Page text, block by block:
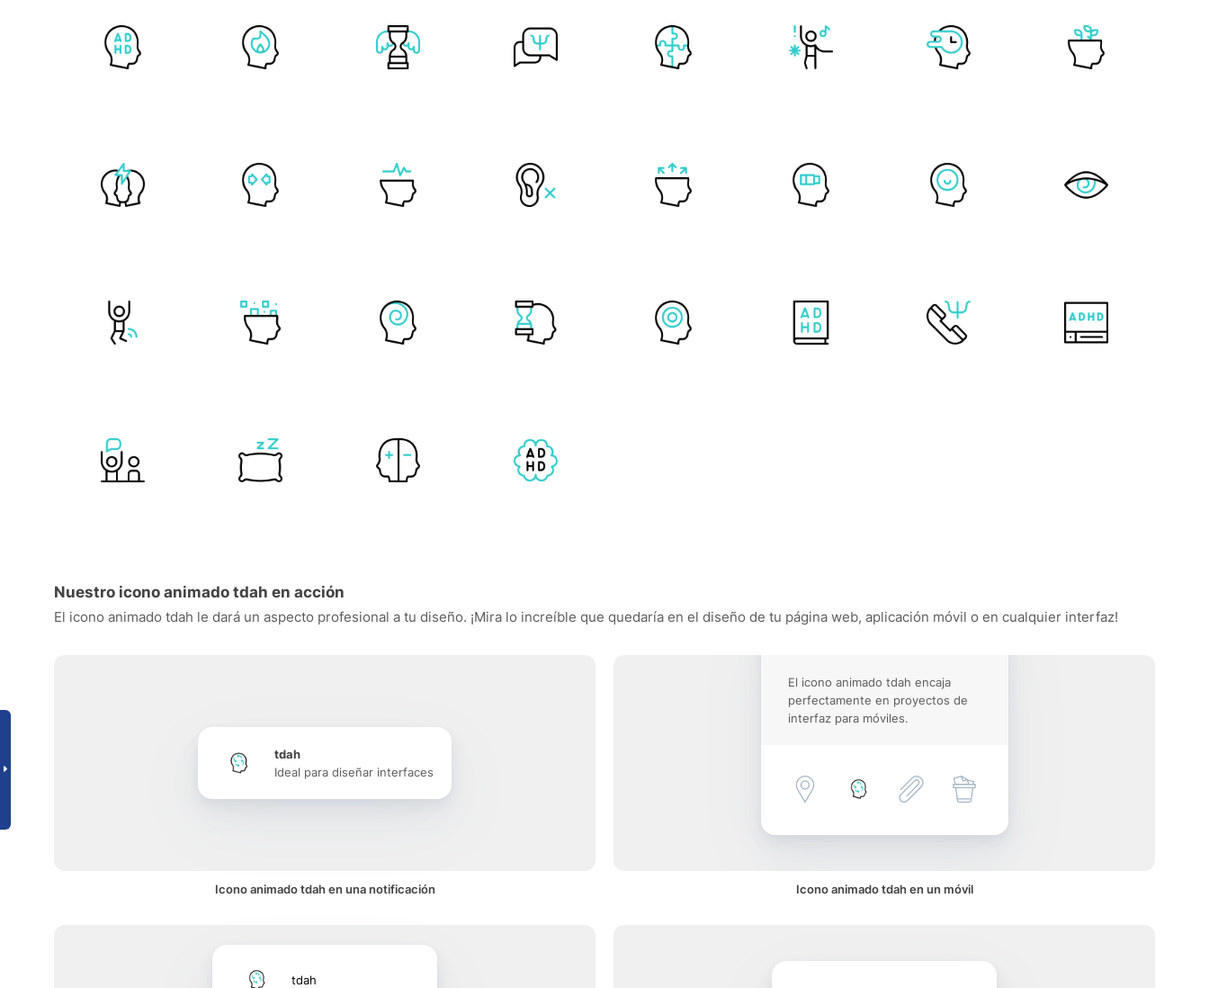
Nuestro icono animado tdah en acción
El icono animado tdah le dará un aspecto profesional a tu diseño. ¡Mira lo increíble que quedaría en el diseño de tu página web, aplicación móvil o en cualquier interfaz!
tdah
Ideal para diseñar interfaces
Icono animado tdah en una notificación
El icono animado tdah encaja
perfectamente en proyectos de
interfaz para móviles.
Icono animado tdah en un móvil
tdah